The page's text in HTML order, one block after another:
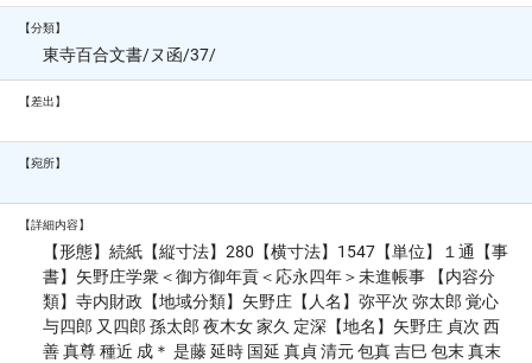
【分類】
東寺百合文書/ヌ函/37/
【差出】
【宛所】
【詳細内容】
【形態】続紙【縦寸法】280【横寸法】1547【単位】１通【事
書】矢野庄学衆＜御方御年貢＜応永四年＞未進帳事 【内容分
類】寺内財政【地域分類】矢野庄【人名】弥平次 弥太郎 覚心
与四郎 又四郎 孫太郎 夜木女 家久 定深【地名】矢野庄 貞次 西
善 真尊 種近 成＊ 是藤 延時 国延 真貞 清元 包真 吉巳 包末 真末